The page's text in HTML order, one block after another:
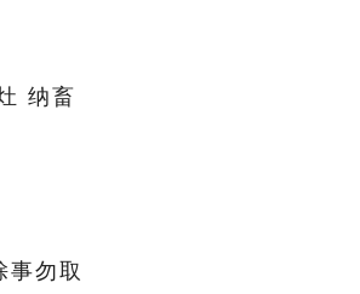
纳畜
事勿取